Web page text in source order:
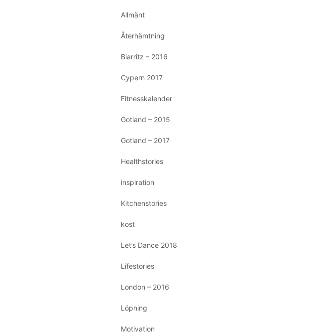
Allmänt
Återhämtning
Biarritz – 2016
Cypern 2017
Fitnesskalender
Gotland – 2015
Gotland – 2017
Healthstories
inspiration
Kitchenstories
kost
Let’s Dance 2018
Lifestories
London – 2016
Löpning
Motivation